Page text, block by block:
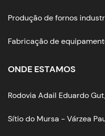
Produção de fornos
Fabricação de
ONDE ESTAMOS
Rodovia Adail Eduardo
Sítio do Mursa - Várzea